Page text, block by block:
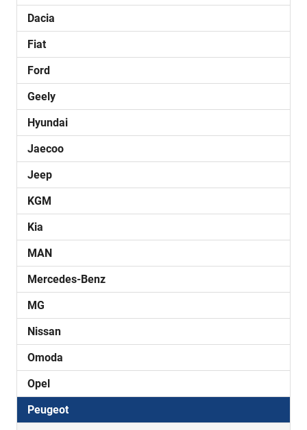
Dacia
Fiat
Ford
Geely
Hyundai
Jaecoo
Jeep
KGM
Kia
MAN
Mercedes-Benz
MG
Nissan
Omoda
Opel
Peugeot